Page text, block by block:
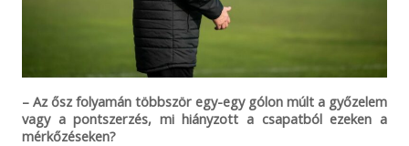
– Az ősz folyamán többször egy-egy gólon múlt a győzelem
vagy a pontszerzés, mi hiányzott a csapatból ezeken a
mérkőzéseken?